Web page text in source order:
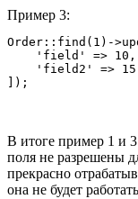
Пример 3:
Order::find(1)-
    'field' => 10,
'field2' =>
]);
В итоге пример 1 и
поля не разрешены
прекрасно
она не будет